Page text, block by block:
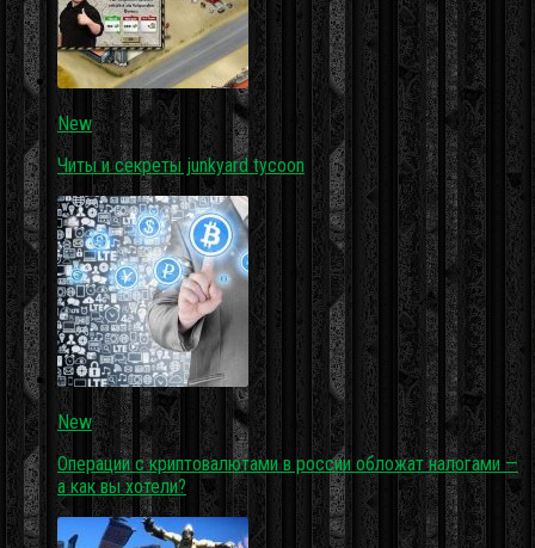
New
Читы и секреты junkyard tycoon
New
Операции с криптовалютами в россии обложат налогами —
а как вы хотели?